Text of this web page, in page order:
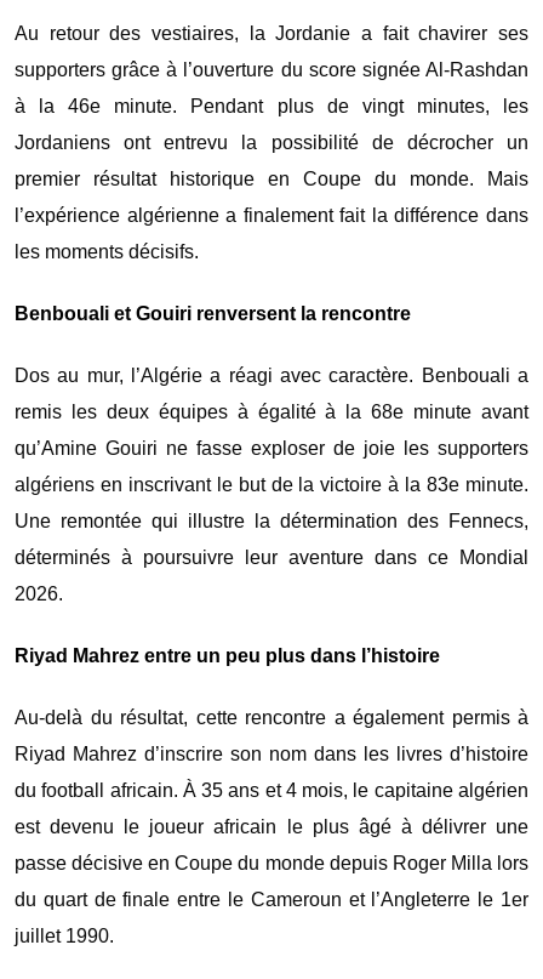
Au retour des vestiaires, la Jordanie a fait chavirer ses
supporters grâce à l’ouverture du score signée Al-Rashdan
à la 46e minute. Pendant plus de vingt minutes, les
Jordaniens ont entrevu la possibilité de décrocher un
premier résultat historique en Coupe du monde. Mais
l’expérience algérienne a finalement fait la différence dans
les moments décisifs.
Benbouali et Gouiri renversent la rencontre
Dos au mur, l’Algérie a réagi avec caractère. Benbouali a
remis les deux équipes à égalité à la 68e minute avant
qu’Amine Gouiri ne fasse exploser de joie les supporters
algériens en inscrivant le but de la victoire à la 83e minute.
Une remontée qui illustre la détermination des Fennecs,
déterminés à poursuivre leur aventure dans ce Mondial
2026.
Riyad Mahrez entre un peu plus dans l’histoire
Au-delà du résultat, cette rencontre a également permis à
Riyad Mahrez d’inscrire son nom dans les livres d’histoire
du football africain. À 35 ans et 4 mois, le capitaine algérien
est devenu le joueur africain le plus âgé à délivrer une
passe décisive en Coupe du monde depuis Roger Milla lors
du quart de finale entre le Cameroun et l’Angleterre le 1er
juillet 1990.